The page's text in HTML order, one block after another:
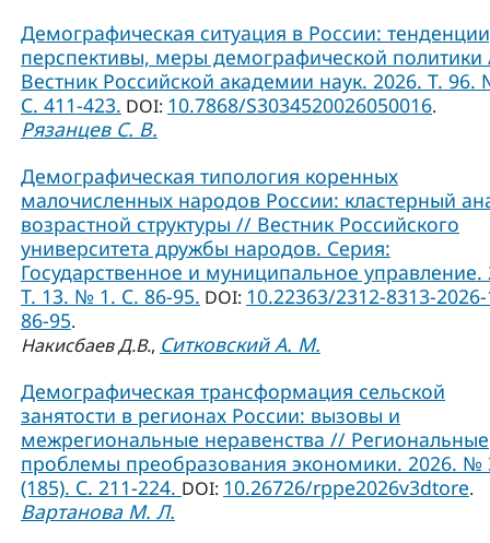
Демографическая ситуация в России:
перспективы, меры демографической
Вестник Российской академии наук. 2026. Т. 96.
С. 411-423. DOI: 10.7868/S3034520026050016.
Рязанцев С. В.
Демографическая типология коренных
малочисленных народов России: кластерный
возрастной структуры // Вестник Российского
университета дружбы народов. Серия:
Государственное и муниципальное управление.
Т. 13. № 1. C. 86-95. DOI: 10.22363/2312-8313-
86-95.
Накисбаев Д.В., Ситковский А. М.
Демографическая трансформация сельской
занятости в регионах России: вызовы и
межрегиональные неравенства // Региональные
проблемы преобразования экономики. 2026. №
(185). С. 211-224. DOI: 10.26726/rppe2026v3dtore.
Вартанова М. Л.